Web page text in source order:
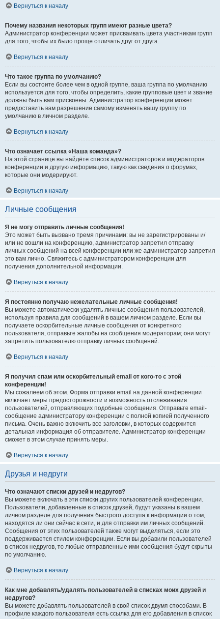
Вернуться к началу
Почему названия некоторых групп имеют разные цвета?
Администратор конференции может присваивать цвета участникам групп
для того, чтобы их было проще отличать друг от друга.
Вернуться к началу
Что такое группа по умолчанию?
Если вы состоите более чем в одной группе, ваша группа по умолчанию
используется для того, чтобы определить, какие групповые цвет и звание
должны быть вам присвоены. Администратор конференции может
предоставить вам разрешение самому изменять вашу группу по
умолчанию в личном разделе.
Вернуться к началу
Что означает ссылка «Наша команда»?
На этой странице вы найдёте список администраторов и модераторов
конференции и другую информацию, такую как сведения о форумах,
которые они модерируют.
Вернуться к началу
Личные сообщения
Я не могу отправить личные сообщения!
Это может быть вызвано тремя причинами: вы не зарегистрированы и/
или не вошли на конференцию, администратор запретил отправку
личных сообщений на всей конференции или же администратор запретил
это вам лично. Свяжитесь с администратором конференции для
получения дополнительной информации.
Вернуться к началу
Я постоянно получаю нежелательные личные сообщения!
Вы можете автоматически удалять личные сообщения пользователей,
используя правила для сообщений в вашем личном разделе. Если вы
получаете оскорбительные личные сообщения от конкретного
пользователя, отправьте жалобы на сообщения модераторам; они могут
запретить пользователю отправку личных сообщений.
Вернуться к началу
Я получил спам или оскорбительный email от кого-то с этой
конференции!
Мы сожалеем об этом. Форма отправки email на данной конференции
включает меры предосторожности и возможность отслеживания
пользователей, отправляющих подобные сообщения. Отправьте email-
сообщение администратору конференции с полной копией полученного
письма. Очень важно включить все заголовки, в которых содержится
детальная информация об отправителе. Администратор конференции
сможет в этом случае принять меры.
Вернуться к началу
Друзья и недруги
Что означают списки друзей и недругов?
Вы можете включать в эти списки других пользователей конференции.
Пользователи, добавленные в список друзей, будут указаны в вашем
личном разделе для получения быстрого доступа к информации о том,
находятся ли они сейчас в сети, и для отправки им личных сообщений.
Сообщения от этих пользователей также могут выделяться, если это
поддерживается стилем конференции. Если вы добавили пользователей
в список недругов, то любые отправленные ими сообщения будут скрыты
по умолчанию.
Вернуться к началу
Как мне добавлять/удалять пользователей в списках моих друзей и
недругов?
Вы можете добавлять пользователей в свой список двумя способами. В
профиле каждого пользователя есть ссылка для его добавления в список